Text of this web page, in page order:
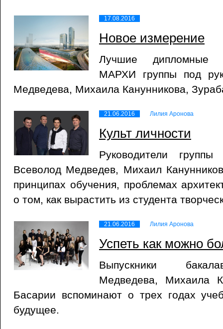
17.08.2016
Новое измерение
Лучшие дипломные
МАРХИ группы под
Медведева, Михаила Канунникова,
21.06.2016 Лилия Аронова
Культ личности
Руководители
Всеволод Медведев, Михаил
принципах обучения, проблемах
о том, как вырастить из студента
21.06.2016 Лилия Аронова
Успеть как можно
Выпускники
Медведева, Михаила
Басарии вспоминают о трех годах
будущее.